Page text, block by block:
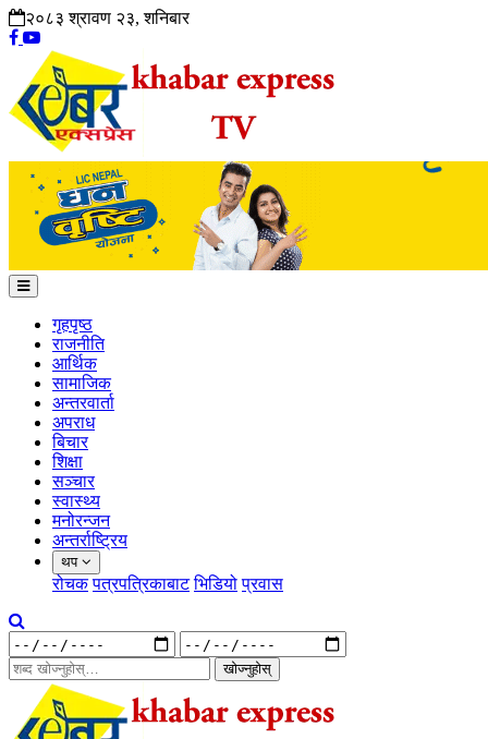
२०८३ श्रावण २३, शनिबार
गृहपृष्ठ
राजनीति
आर्थिक
सामाजिक
अन्तरवार्ता
अपराध
बिचार
शिक्षा
सञ्चार
स्वास्थ्य
मनोरन्जन
अन्तर्राष्ट्रिय
थप
रोचक पत्रपत्रिकाबाट भिडियो प्रवास
खोज्नुहोस्